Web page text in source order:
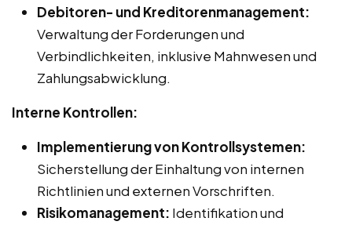
Debitoren- und Kreditorenmanagement:
Verwaltung der Forderungen und
Verbindlichkeiten, inklusive Mahnwesen und
Zahlungsabwicklung.
Interne Kontrollen:
Implementierung von Kontrollsystemen:
Sicherstellung der Einhaltung von internen
Richtlinien und externen Vorschriften.
Risikomanagement: Identifikation und